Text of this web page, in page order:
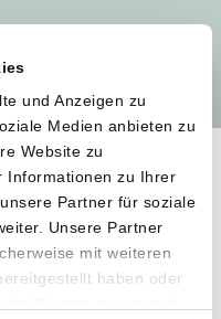
und Anzeigen zu
Medien anbieten zu
Website zu
Informationen zu Ihrer
Partner für soziale
Unsere Partner
mit weiteren
haben oder
verarbeitet.
Geschmack.
dir.